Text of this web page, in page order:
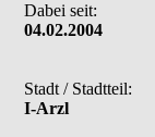
Dabei seit:
04.02.2004
Stadt / Stadtteil:
I-Arzl